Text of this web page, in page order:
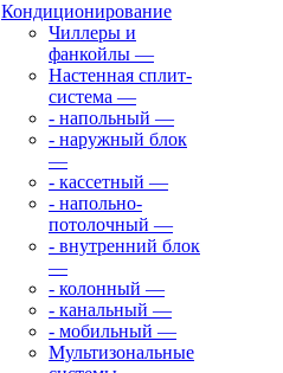
Кондиционирование
Чиллеры и
фанкойлы —
Настенная сплит-
система —
- напольный —
- наружный блок
—
- кассетный —
- напольно-
потолочный —
- внутренний блок
—
- колонный —
- канальный —
- мобильный —
Мультизональные